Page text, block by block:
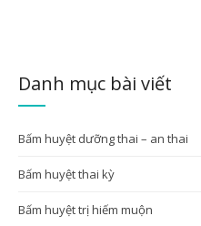
Danh mục bài viết
Bấm huyệt dưỡng thai – an thai
Bấm huyệt thai kỳ
Bấm huyệt trị hiếm muộn